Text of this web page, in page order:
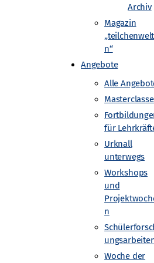
Archiv
Magazin
n“
Angebote
Alle
für
Urknall
unterwegs
Workshops
und
n
Woche der
Dazu laden die
Masterclasses
Sie identifizieren
Das Programm
des Lehrers/Lehrerin